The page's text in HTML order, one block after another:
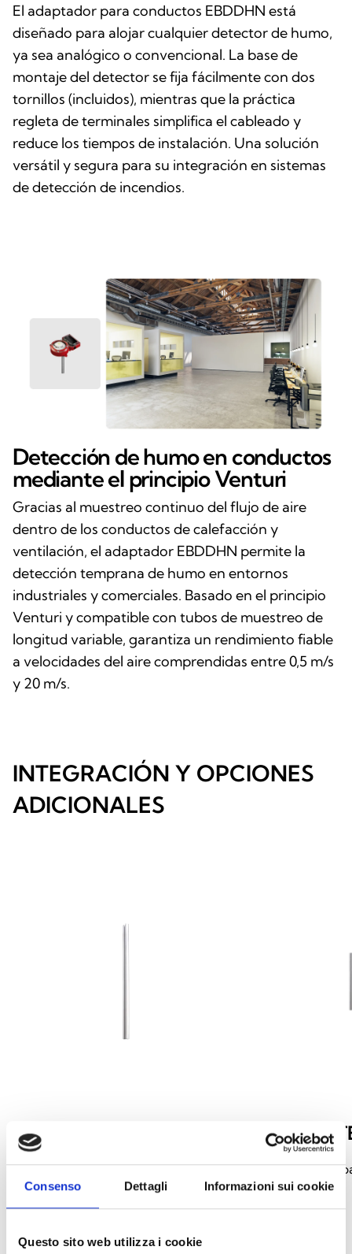
Consenso Dettagli Informazioni sui cookie
Questo sito web utilizza i cookie
El adaptador para conductos EBDDHN está
diseñado para alojar cualquier detector de humo,
ya sea analógico o convencional. La base de
montaje del detector se fija fácilmente con dos
tornillos (incluidos), mientras que la práctica
regleta de terminales simplifica el cableado y
reduce los tiempos de instalación. Una solución
versátil y segura para su integración en sistemas
de detección de incendios.
Detección de humo en conductos
mediante el principio Venturi
Gracias al muestreo continuo del flujo de aire
dentro de los conductos de calefacción y
ventilación, el adaptador EBDDHN permite la
detección temprana de humo en entornos
industriales y comerciales. Basado en el principio
Venturi y compatible con tubos de muestreo de
longitud variable, garantiza un rendimiento fiable
a velocidades del aire comprendidas entre 0,5 m/s
y 20 m/s.
INTEGRACIÓN Y OPCIONES
ADICIONALES
TV06N
Tubo de muestreo
TV06N-
Extensión de 1 m
muestreo TV06N